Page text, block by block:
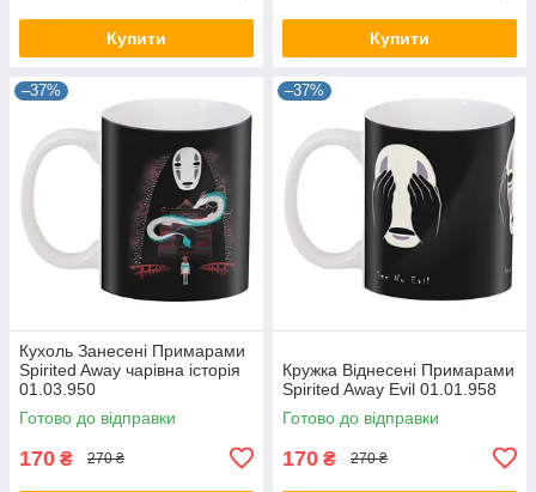
Купити Купити
–37%
Кухоль Занесені Примарами
Spirited Away чарівна історія
01.03.950
Готово до відправки
170 ₴ 270 ₴
–37%
Кружка Віднесені Примарами
Spirited Away Evil 01.01.958
Готово до відправки
170 ₴ 270 ₴